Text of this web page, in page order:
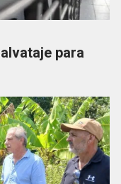
para